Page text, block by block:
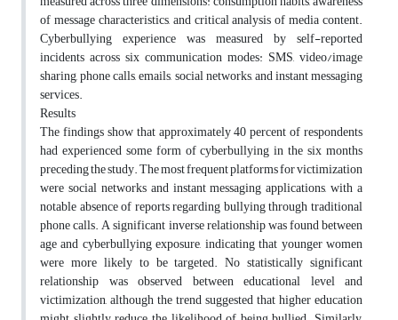
of message characteristics, and critical analysis of media content.
Cyberbullying experience was measured by self-reported
incidents across six communication modes: SMS, video/image
sharing, phone calls, emails, social networks, and instant messaging
services.
Results
The findings show that approximately 40 percent of respondents
had experienced some form of cyberbullying in the six months
preceding the study. The most frequent platforms for victimization
were social networks and instant messaging applications, with a
notable absence of reports regarding bullying through traditional
phone calls. A significant inverse relationship was found between
age and cyberbullying exposure, indicating that younger women
were more likely to be targeted. No statistically significant
relationship was observed between educational level and
victimization, although the trend suggested that higher education